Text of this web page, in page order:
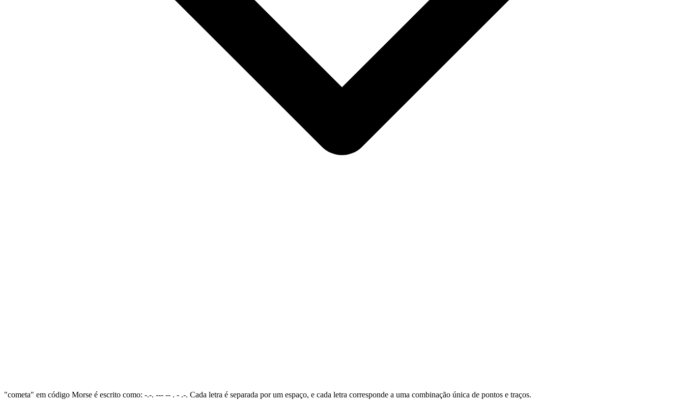
"cometa" em código Morse é escrito como: -.-. --- -- . - .-. Cada letra é separada por um espaço, e cada letra corresponde a uma combinação única de pontos e traços.